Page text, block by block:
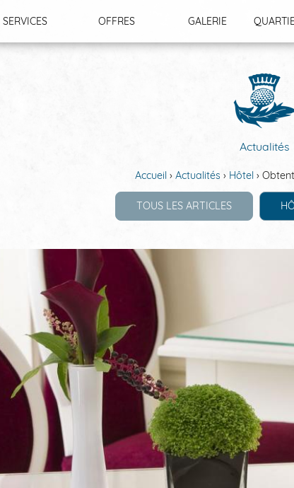
SERVICES OFFRES GALERIE
Actualités
Accueil Actualités Hôtel
TOUS LES ARTICLES